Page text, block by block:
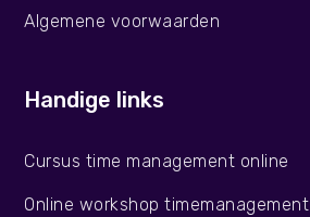
Algemene voorwaarden
Handige links
Cursus time management online
Online workshop timemanagement